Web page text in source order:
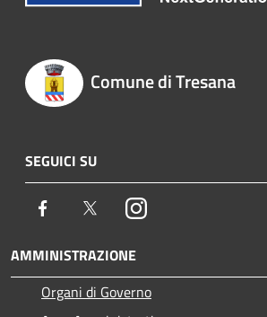
Comune di Tresana
SEGUICI SU
Facebook TwitterInstagram
AMMINISTRAZIONE
Organi di Governo